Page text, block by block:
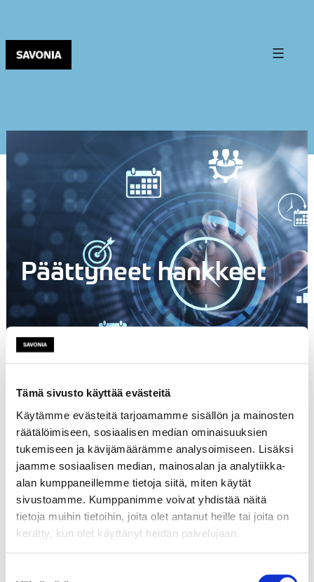
Tämä sivusto käyttää evästeitä
Käytämme evästeitä tarjoamamme sisällön ja mainosten
räätälöimiseen, sosiaalisen median ominaisuuksien
tukemiseen ja kävijämäärämme analysoimiseen. Lisäksi
jaamme sosiaalisen median, mainosalan ja analytiikka-
alan kumppaneillemme tietoja siitä, miten käytät
sivustoamme. Kumppanimme voivat yhdistää näitä
tietoja muihin tietoihin, joita olet antanut heille tai joita on
kerätty, kun olet käyttänyt heidän palvelujaan.
Päättyneet hankkeet
Etusivu
Tutustu
Päättyneet hankkeet
Hankkeen tiedot